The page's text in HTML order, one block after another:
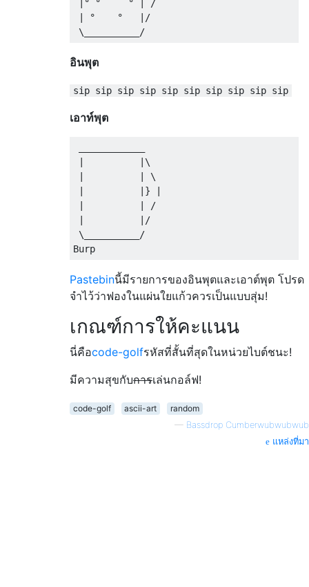
|° °     ° | /
| °    °   |/
อินพุต
sip sip sip sip sip sip sip sip sip sip
เอาท์พุต
|          |\
|          | \
|          |} |
|          | /
|          |/
\__________/
Pastebinนี้มีรายการของอินพุตและเอาต์พุต โปรด
จำไว้ว่าฟองในแผ่นใยแก้วควรเป็นแบบสุ่ม!
เกณฑ์การให้คะแนน
นี่คือcode-golfรหัสที่สั้นที่สุดในหน่วยไบต์ชนะ!
มีความสุขกับการเล่นกอล์ฟ!
code-golf ascii-art
random
— Bassdrop Cumberwubwubwub
แหล่งที่มา